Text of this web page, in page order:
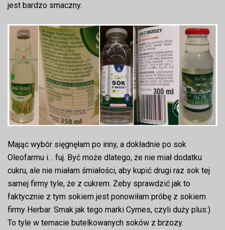
jest bardzo smaczny.
Mając wybór sięgnęłam po inny, a dokładnie po sok
Oleofarmu i… fuj. Być może dlatego, że nie miał dodatku
cukru, ale nie miałam śmiałości, aby kupić drugi raz sok tej
samej firmy tyle, że z cukrem. Żeby sprawdzić jak to
faktycznie z tym sokiem jest ponowiłam próbę z sokiem
firmy Herbar. Smak jak tego marki Cymes, czyli duży plus:)
To tyle w temacie butelkowanych soków z brzozy.